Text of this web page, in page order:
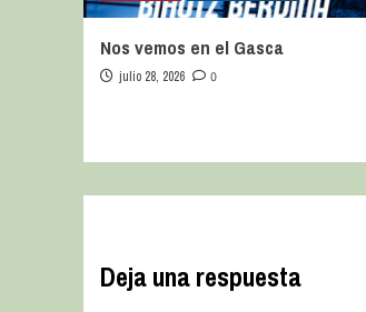
Nos vemos en el Gasca
julio 28, 2026 0
Deja una respuesta